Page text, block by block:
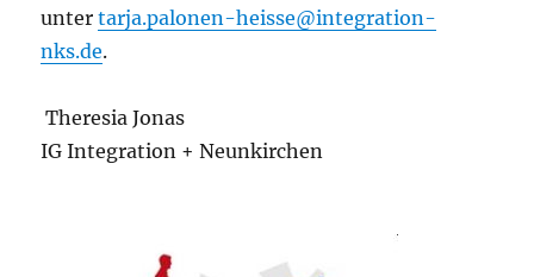
untertarja.palonen-heisse@integration-
nks.de.
Theresia Jonas
IG Integration + Neunkirchen